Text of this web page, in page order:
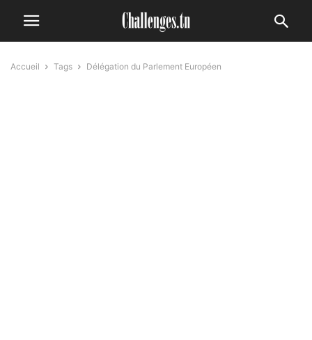
Accueil Tags Délégation du Parlement Européen